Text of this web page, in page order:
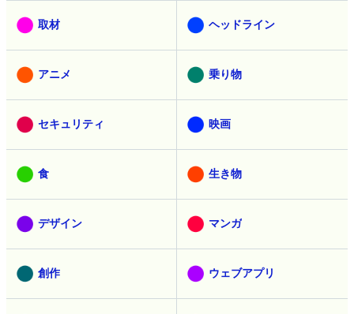
取材 ヘッドライン
アニメ 乗り物
セキュリティ 映画
食 生き物
デザイン マンガ
創作 ウェブアプリ